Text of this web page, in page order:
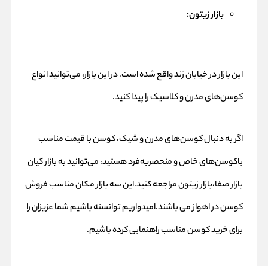
بازار زیتون:
این بازار در خیابان زند واقع شده است. در این بازار، می‌توانید انواع
کوسن‌های مدرن و کلاسیک را پیدا کنید.
اگر به دنبال کوسن‌های مدرن و شیک، کوسن با قیمت مناسب
یاکوسن‌های خاص و منحصربه‌فرد هستید، می‌توانید به بازار کیان
بازار صفا،بازار زیتون مراجعه کنید.این سه بازار مکان مناسب فروش
کوسن در اهواز می باشند.امیدواریم توانسته باشیم شما عزیزان را
برای خرید کوسن مناسب راهنمایی کرده باشیم.